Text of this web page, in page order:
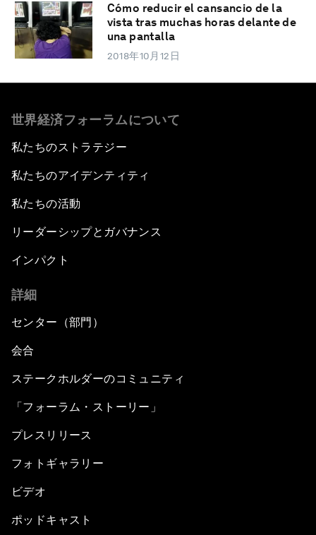
Cómo reducir el cansancio de la
vista tras muchas horas delante de
una pantalla
2018年10月12日
世界経済フォーラムについて
私たちのストラテジー
私たちのアイデンティティ
私たちの活動
リーダーシップとガバナンス
インパクト
詳細
センター（部門）
会合
ステークホルダーのコミュニティ
「フォーラム・ストーリー」
プレスリリース
フォトギャラリー
ビデオ
ポッドキャスト